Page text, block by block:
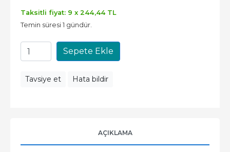
Taksitli fiyat: 9 x 244,44TL
Temin süresi 1 gündür.
Sepete Ekle
Tavsiye et Hata bildir
AÇIKLAMA